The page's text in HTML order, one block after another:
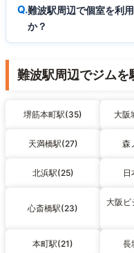
難波駅周辺で個室を利
か？
難波駅周辺でジムを
堺筋本町駅(35) 大阪
天満橋駅(27) 森
北浜駅(25)
心斎橋駅(23)
大阪ビ
本町駅(21) 長